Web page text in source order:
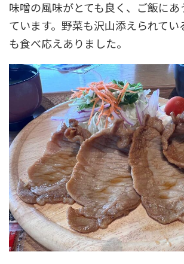
味噌の風味がとても良く、ご飯にあ
ています。野菜も沢山添えられてい
も食べ応えありました。